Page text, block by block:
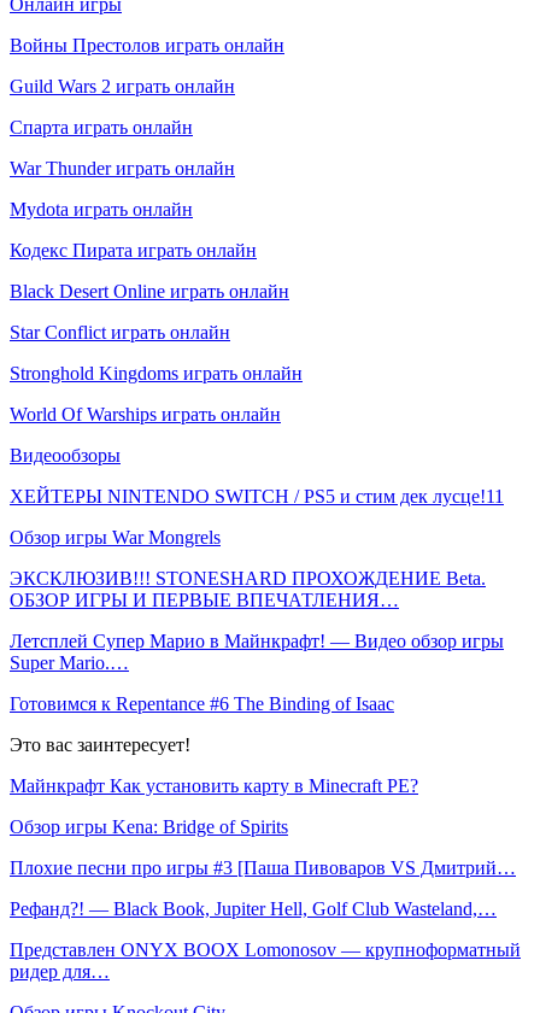
Войны Престолов играть онлайн
Guild Wars 2 играть онлайн
Спарта играть онлайн
War Thunder играть онлайн
Mydota играть онлайн
Кодекс Пирата играть онлайн
Black Desert Online играть онлайн
Star Conflict играть онлайн
Stronghold Kingdoms играть онлайн
World Of Warships играть онлайн
Видеообзоры
ХЕЙТЕРЫ NINTENDO SWITCH / PS5 и стим дек лусце!11
Обзор игры War Mongrels
ЭКСКЛЮЗИВ!!! STONESHARD ПРОХОЖДЕНИЕ Beta.
ОБЗОР ИГРЫ И ПЕРВЫЕ ВПЕЧАТЛЕНИЯ…
Летсплей Супер Марио в Майнкрафт! — Видео обзор игры
Super Mario.…
Готовимся к Repentance #6 The Binding of Isaac
Это вас заинтересует!
Майнкрафт Как установить карту в Minecraft PE?
Обзор игры Kena: Bridge of Spirits
Плохие песни про игры #3 [Паша Пивоваров VS Дмитрий…
Рефанд?! — Black Book, Jupiter Hell, Golf Club Wasteland,…
Представлен ONYX BOOX Lomonosov — крупноформатный
ридер для…